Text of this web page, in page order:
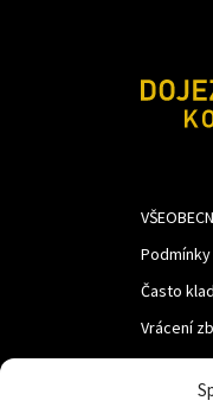
Často
Vrácení
LUF s.r.o.